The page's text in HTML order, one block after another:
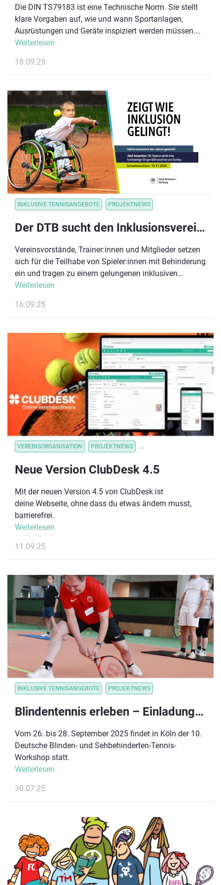
Die DIN TS79183 ist eine Technische Norm. Sie stellt
klare Vorgaben auf, wie und wann Sportanlagen,
Ausrüstungen und Geräte inspiziert werden müssen.
Sie gibt einen Leitfaden vor, wie die Prüfungen konkret
Weiterlesen
18.09.25
INKLUSIVE TENNISANGEBOTE PROJEKTNEWS
Der DTB sucht den Inklusionsverein des Jahres 2025
Vereinsvorstände, Trainer:innen und Mitglieder setzen
sich für die Teilhabe von Spieler:innen mit Behinderung
ein und tragen zu einem gelungenen inklusiven
Vereinsleben bei. Mit der Auszeichnung
dritten Mal das große Engagement in den Vereinen.
Weiterlesen
16.09.25
VEREINSORGANISATION PROJEKTNEWS VEREINSORGANISATION
Neue Version ClubDesk 4.5
Mit der neuen Version 4.5 von ClubDesk ist
deine Webseite, ohne dass du etwas ändern musst,
barrierefrei.
Weiterlesen
11.09.25
INKLUSIVE TENNISANGEBOTE PROJEKTNEWS
Blindentennis erleben – Einladung zum 10. Deutschen Workshop in Köln
Vom 26. bis 28. September 2025 findet in Köln der 10.
Deutsche Blinden- und Sehbehinderten-Tennis-
Workshop statt.
Weiterlesen
30.07.25